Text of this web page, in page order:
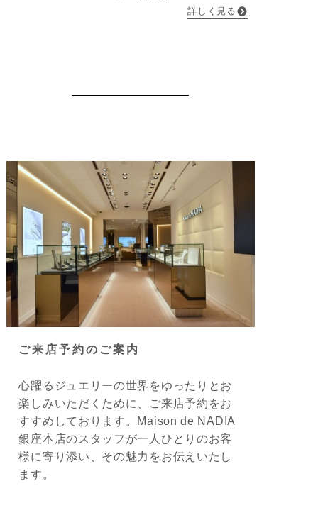
詳しく見る
ご来店予約のご案内
心躍るジュエリーの世界をゆったりとお
楽しみいただくために、ご来店予約をお
すすめしております。Maison de NADIA
銀座本店のスタッフが一人ひとりのお客
様に寄り添い、その魅力をお伝えいたし
ます。